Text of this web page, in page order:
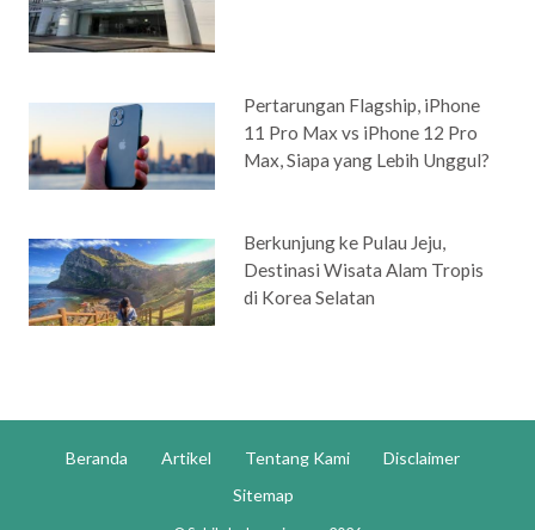
Pertarungan Flagship, iPhone
11 Pro Max vs iPhone 12 Pro
Max, Siapa yang Lebih Unggul?
Berkunjung ke Pulau Jeju,
Destinasi Wisata Alam Tropis
di Korea Selatan
Beranda Artikel Tentang Kami
Disclaimer
Sitemap